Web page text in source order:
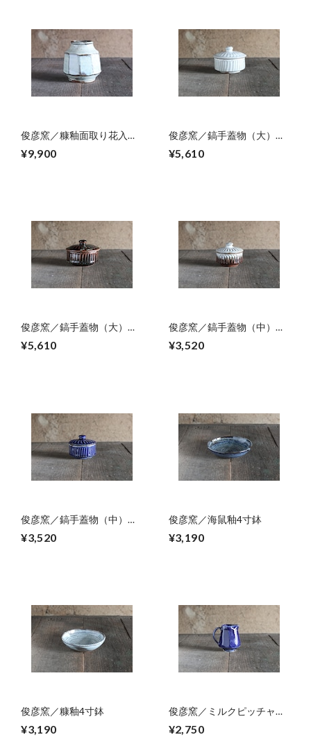
俊彦窯／糠釉面取り花入
¥9,900
俊彦窯／鎬手蓋物（大）
¥5,610
俊彦窯／鎬手蓋物（大）
01
¥5,610
俊彦窯／鎬手蓋物（中）
02
¥3,520
俊彦窯／鎬手蓋物（中）
¥3,520
俊彦窯／海鼠釉4寸鉢
¥3,190
俊彦窯／糠釉4寸鉢
¥3,190
俊彦窯／ミルクピッチャ
ー 03
¥2,750